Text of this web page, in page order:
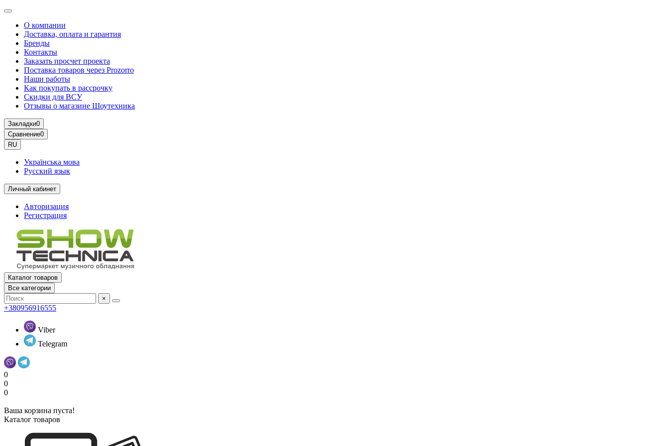
О компании
Доставка, оплата и гарантия
Бренды
Контакты
Заказать просчет проекта
Поставка товаров через Prozorro
Наши работы
Как покупать в рассрочку
Скидки для ВСУ
Отзывы о магазине Шоутехника
Закладки0
Сравнение0
RU
Українська мова
Русский язык
Личный кабинет
Авторизация
Регистрация
Каталог товаров
Все категории
×
+380956916555
Viber
Telegram
0
0
0
Ваша корзина пуста!
Каталог товаров